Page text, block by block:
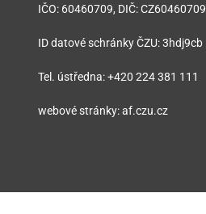
IČO: 60460709, DIČ: CZ60460709
ID datové schránky ČZU: 3hdj9cb
Tel. ústředna: +420 224 381 111
webové stránky: af.czu.cz